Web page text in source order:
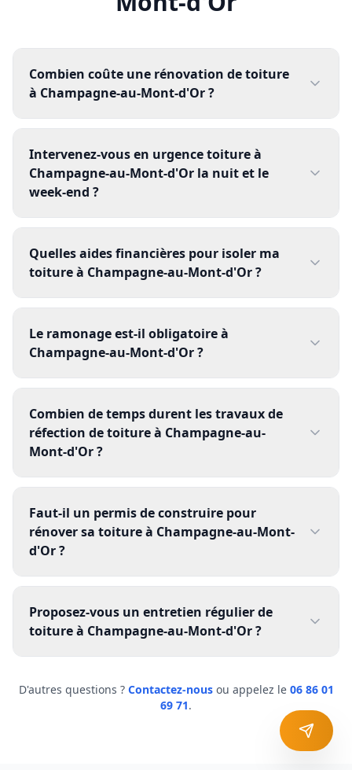
Combien coûte une rénovation de toiture
à Champagne-au-Mont-d'Or ?
Intervenez-vous en urgence toiture à
Champagne-au-Mont-d'Or la nuit et le
week-end ?
Quelles aides financières pour isoler ma
toiture à Champagne-au-Mont-d'Or ?
Le ramonage est-il obligatoire à
Champagne-au-Mont-d'Or ?
Combien de temps durent les travaux de
réfection de toiture à Champagne-au-
Mont-d'Or ?
Faut-il un permis de construire pour
rénover sa toiture à Champagne-au-Mont-
d'Or ?
Proposez-vous un entretien régulier de
toiture à Champagne-au-Mont-d'Or ?
D'autres questions ? Contactez-nous ou appelez le 06 86 01
69 71.